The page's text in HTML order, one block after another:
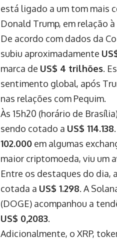
está ligado a um tom mais
Donald Trump, em relação à
De acordo com dados da
subiu aproximadamente
marca de US$ 4 trilhões.
sentimento global, após
nas relações com Pequim.
Às 15h20 (horário de
sendo cotado a US$ 114.138
102.000 em algumas
maior criptomoeda, viu um
Entre os destaques do dia,
cotada a US$ 1.298. A
(DOGE) acompanhou a
US$ 0,2083.
Adicionalmente, o XRP,